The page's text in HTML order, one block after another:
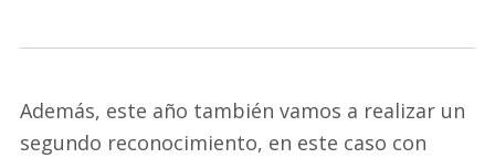
Además, este año también vamos a realizar un
segundo reconocimiento, en este caso con